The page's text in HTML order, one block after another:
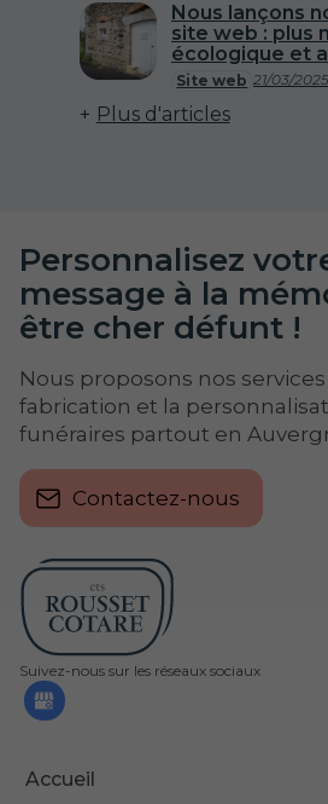
Site web 21/03/2025
Nous lançons
site web : plus
écologique et
Plus d'articles
Suivez-nous sur les réseaux sociaux
Accueil
Personnalisez
message à la
être cher défunt !
Nous proposons nos
fabrication et la
funéraires partout en
Contactez-nous